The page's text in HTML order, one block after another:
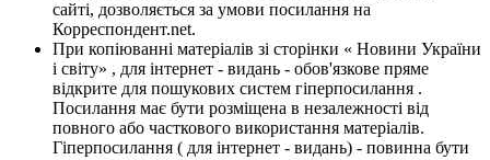
сайті, дозволяється за умови посилання на
Корреспондент.net.
При копіюванні матеріалів зі сторінки « Новини України
і світу» , для інтернет - видань - обов'язкове пряме
відкрите для пошукових систем гіперпосилання .
Посилання має бути розміщена в незалежності від
повного або часткового використання матеріалів.
Гіперпосилання ( для інтернет - видань) - повинна бути